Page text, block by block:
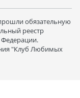
обязательную
реестр
Федерации.
"Клуб Любимых